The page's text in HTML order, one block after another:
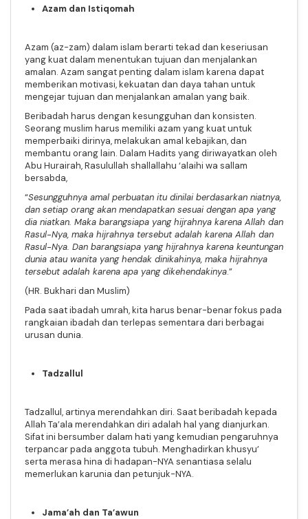
Azam dan Istiqomah
Azam (az-zam) dalam islam berarti tekad dan keseriusan
yang kuat dalam menentukan tujuan dan menjalankan
amalan. Azam sangat penting dalam islam karena dapat
memberikan motivasi, kekuatan dan daya tahan untuk
mengejar tujuan dan menjalankan amalan yang baik.
Beribadah harus dengan kesungguhan dan konsisten.
Seorang muslim harus memiliki azam yang kuat untuk
memperbaiki dirinya, melakukan amal kebajikan, dan
membantu orang lain. Dalam Hadits yang diriwayatkan oleh
Abu Hurairah, Rasulullah shallallahu ‘alaihi wa sallam
bersabda,
“Sesungguhnya amal perbuatan itu dinilai berdasarkan niatnya,
dan setiap orang akan mendapatkan sesuai dengan apa yang
dia niatkan. Maka barangsiapa yang hijrahnya karena Allah dan
Rasul-Nya, maka hijrahnya tersebut adalah karena Allah dan
Rasul-Nya. Dan barangsiapa yang hijrahnya karena keuntungan
dunia atau wanita yang hendak dinikahinya, maka hijrahnya
tersebut adalah karena apa yang dikehendakinya.”
(HR. Bukhari dan Muslim)
Pada saat ibadah umrah, kita harus benar-benar fokus pada
rangkaian ibadah dan terlepas sementara dari berbagai
urusan dunia.
Tadzallul
Tadzallul, artinya merendahkan diri. Saat beribadah kepada
Allah Ta’ala merendahkan diri adalah hal yang dianjurkan.
Sifat ini bersumber dalam hati yang kemudian pengaruhnya
terpancar pada anggota tubuh. Menghadirkan khusyu’
serta merasa hina di hadapan-NYA senantiasa selalu
memerlukan karunia dan petunjuk-NYA.
Jama’ah dan Ta’awun